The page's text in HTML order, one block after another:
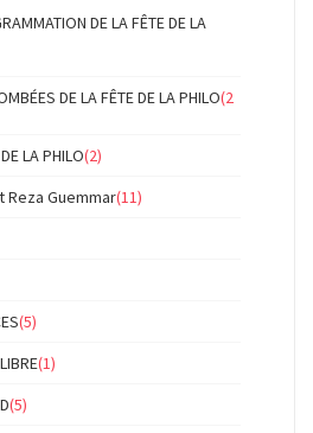
DE LA FÊTE DE LA
DE LA FÊTE DE LA PHILO(2
LA PHILO(2)
Reza Guemmar(11)
(5)
(1)
(5)